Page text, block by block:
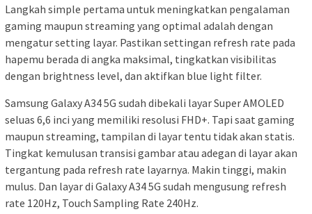
Langkah simple pertama untuk meningkatkan pengalaman
gaming maupun streaming yang optimal adalah dengan
mengatur setting layar. Pastikan settingan refresh rate pada
hapemu berada di angka maksimal, tingkatkan visibilitas
dengan brightness level, dan aktifkan blue light filter.
Samsung Galaxy A34 5G sudah dibekali layar Super AMOLED
seluas 6,6 inci yang memiliki resolusi FHD+. Tapi saat gaming
maupun streaming, tampilan di layar tentu tidak akan statis.
Tingkat kemulusan transisi gambar atau adegan di layar akan
tergantung pada refresh rate layarnya. Makin tinggi, makin
mulus. Dan layar di Galaxy A34 5G sudah mengusung refresh
rate 120Hz, Touch Sampling Rate 240Hz.